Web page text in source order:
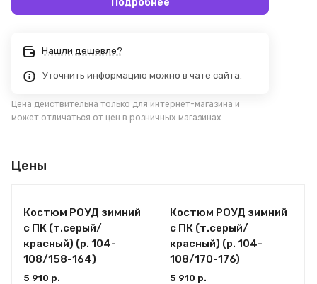
Подробнее
Нашли дешевле?
Уточнить информацию можно в чате сайта.
Цена действительна только для интернет-магазина и
может отличаться от цен в розничных магазинах
Цены
Костюм РОУД зимний
с ПК (т.серый/
красный) (р. 104-
108/158-164)
5 910 р.
Костюм РОУД зимний
с ПК (т.серый/
красный) (р. 104-
108/170-176)
5 910 р.